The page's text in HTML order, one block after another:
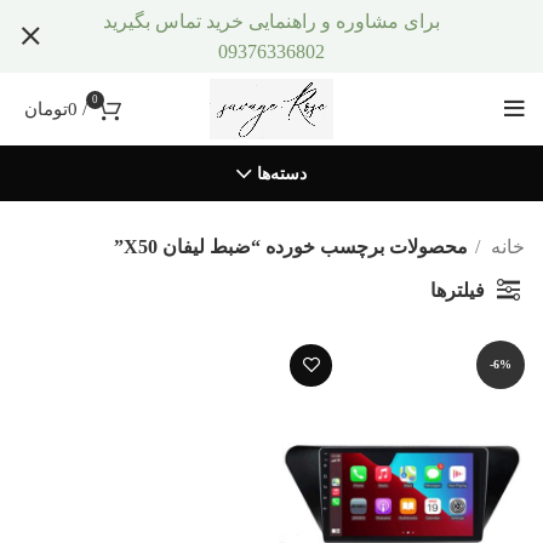
0
/
0تومان
دسته‌ها
خانه محصولات برچسب خورده “ضبط لیفان X50”
فیلترها
-6%
برای مشاوره و راهنمایی خرید تماس بگیرید
09376336802